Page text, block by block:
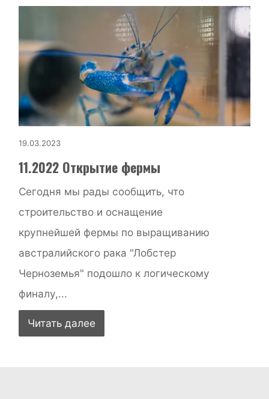
19.03.2023
11.2022 Открытие фермы
Сегодня мы рады сообщить, что
строительство и оснащение
крупнейшей фермы по выращиванию
австралийского рака "Лобстер
Черноземья" подошло к логическому
финалу,...
Читать далее